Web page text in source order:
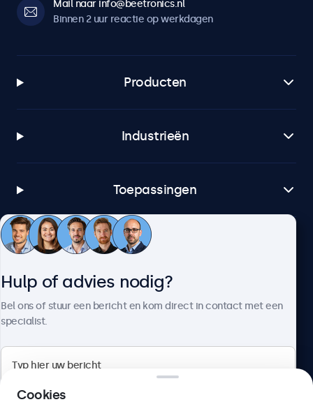
Mail naar info@beetronics.nl
Binnen 2 uur reactie op werkdagen
Producten
Industrieën
Toepassingen
Klantenservice
Hulp of advies nodig?
Bel ons of stuur een bericht en kom direct in contact met een
specialist.
Cookies